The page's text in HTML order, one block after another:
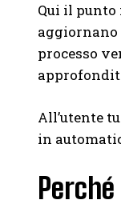
Qui il punto
aggiornano
processo
All’utente
in